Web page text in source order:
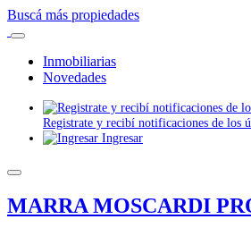
Buscá más propiedades
Inmobiliarias
Novedades
Registrate y recibí notificaciones de los
Ingresar
MARRA MOSCARDI